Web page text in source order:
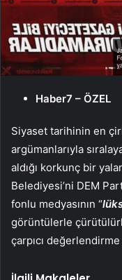
Haber7 – ÖZEL
Siyaset tarihinin en
argümanlarıyla
aldığı korkunç bir
Belediyesi’ni DEM
fonlu medyasının “
görüntülerle
çarpıcı